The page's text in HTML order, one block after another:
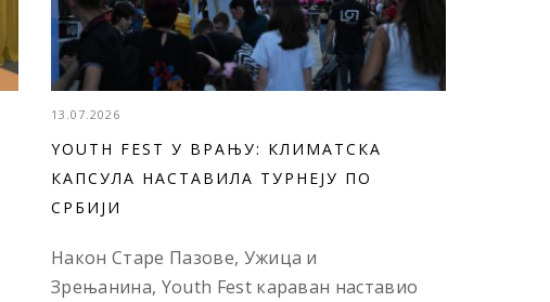
13.07.2026
YOUTH FEST У ВРАЊУ: КЛИМАТСКА
КАПСУЛА НАСТАВИЛА ТУРНЕЈУ ПО
СРБИЈИ
Након Старе Пазове, Ужица и
Зрењанина, Youth Fest караван наставио